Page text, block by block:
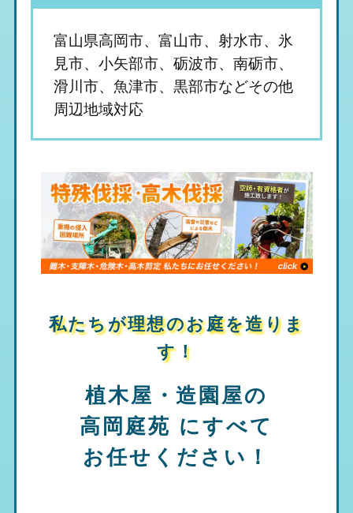
富山県高岡市、富山市、射水市、氷
見市、小矢部市、砺波市、南砺市、
滑川市、魚津市、黒部市などその他
周辺地域対応
私たちが理想のお庭を造りま
す！
植木屋・造園屋の
高岡庭苑 にすべて
お任せください！